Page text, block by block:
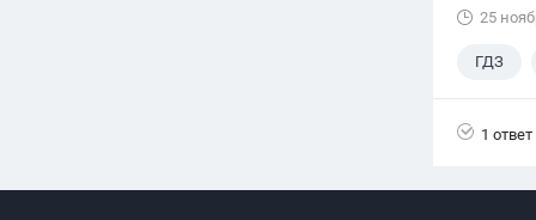
25
ГДЗ
1 ответ